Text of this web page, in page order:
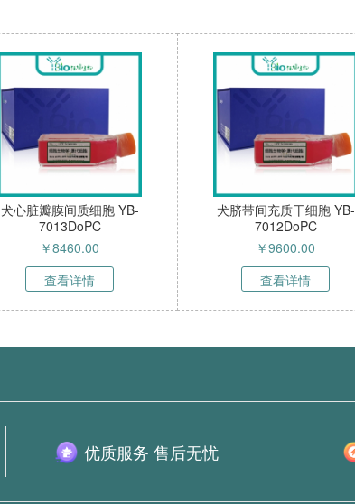
犬心脏瓣膜间质细胞 YB-
7013DoPC
￥8460.00
查看详情
犬脐带间充质干细胞 YB-
7012DoPC
￥9600.00
查看详情
优质服务 售后无忧